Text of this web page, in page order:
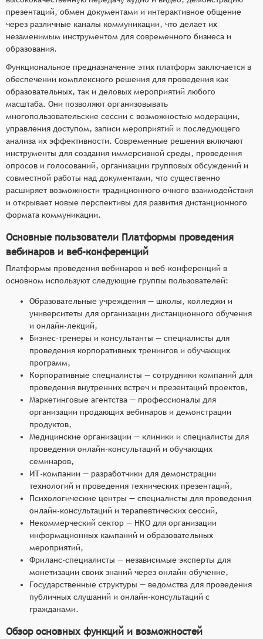
презентаций, обмен документами и интерактивное общение
через различные каналы коммуникации, что делает их
незаменимым инструментом для современного бизнеса и
образования.
Функциональное предназначение этих платформ заключается в
обеспечении комплексного решения для проведения как
образовательных, так и деловых мероприятий любого
масштаба. Они позволяют организовывать
многопользовательские сессии с возможностью модерации,
управления доступом, записи мероприятий и последующего
анализа их эффективности. Современные решения включают
инструменты для создания иммерсивной среды, проведения
опросов и голосований, организации групповых обсуждений и
совместной работы над документами, что существенно
расширяет возможности традиционного очного взаимодействия
и открывает новые перспективы для развития дистанционного
формата коммуникации.
Основные пользователи Платформы проведения
вебинаров и веб-конференций
Платформы проведения вебинаров и веб-конференций в
основном используют следующие группы пользователей:
Образовательные учреждения — школы, колледжи и
университеты для организации дистанционного обучения
и онлайн-лекций,
Бизнес-тренеры и консультанты — специалисты для
проведения корпоративных тренингов и обучающих
программ,
Корпоративные специалисты — сотрудники компаний для
проведения внутренних встреч и презентаций проектов,
Маркетинговые агентства — профессионалы для
организации продающих вебинаров и демонстрации
продуктов,
Медицинские организации — клиники и специалисты для
проведения онлайн-консультаций и обучающих
семинаров,
ИТ-компании — разработчики для демонстрации
технологий и проведения технических презентаций,
Психологические центры — специалисты для проведения
онлайн-консультаций и терапевтических сессий,
Некоммерческий сектор — НКО для организации
информационных кампаний и образовательных
мероприятий,
Фриланс-специалисты — независимые эксперты для
монетизации своих знаний через онлайн-обучение,
Государственные структуры — ведомства для проведения
публичных слушаний и онлайн-консультаций с
гражданами.
Обзор основных функций и возможностей